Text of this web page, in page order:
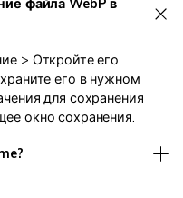
файла WebP в
> Откройте его
его в нужном
для сохранения
окно сохранения.